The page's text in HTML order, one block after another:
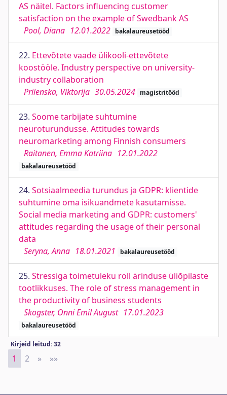
AS näitel. Factors influencing customer
satisfaction on the example of Swedbank AS
Pool, Diana 12.01.2022 bakalaureusetööd
22. Ettevõtete vaade ülikooli-ettevõtete
koostööle. Industry perspective on university-
industry collaboration
Prilenska, Viktorija 30.05.2024 magistritööd
23. Soome tarbijate suhtumine
neuroturundusse. Attitudes towards
neuromarketing among Finnish consumers
Raitanen, Emma Katriina 12.01.2022
bakalaureusetööd
24. Sotsiaalmeedia turundus ja GDPR: klientide
suhtumine oma isikuandmete kasutamisse.
Social media marketing and GDPR: customers'
attitudes regarding the usage of their personal
data
Seryna, Anna 18.01.2021 bakalaureusetööd
25. Stressiga toimetuleku roll ärinduse üliõpilaste
tootlikkuses. The role of stress management in
the productivity of business students
Skogster, Onni Emil August 17.01.2023
bakalaureusetööd
Kirjeid leitud: 32
1 2 » Next
»»